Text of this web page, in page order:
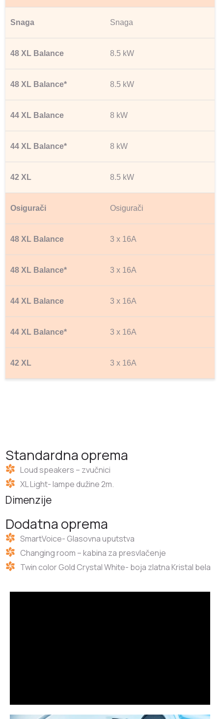
Snaga
8.5 kW
8.5 kW
8 kW
8 kW
8.5 kW
Osigurači
3 x 16A
3 x 16A
3 x 16A
3 x 16A
3 x 16A
Standardna oprema
Loud speakers – zvučnici
XL Light- lampe dužine 2m.
Dimenzije
Dodatna oprema
SmartVoice- Glasovna uputstva
Changing room – kabina za presvlačenje
Twin color Gold Crystal White- boja zlatna Kristal bela